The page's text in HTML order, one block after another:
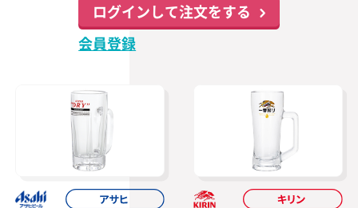
ログインして注文をする
会員登録